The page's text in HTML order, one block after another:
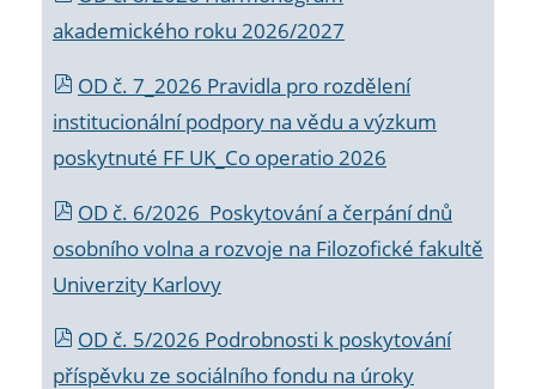
akademického roku 2026/2027
OD č. 7_2026 Pravidla pro rozdělení
institucionální podpory na vědu a výzkum
poskytnuté FF UK_Co operatio 2026
OD č. 6/2026 Poskytování a čerpání dnů
osobního volna a rozvoje na Filozofické fakultě
Univerzity Karlovy
OD č. 5/2026 Podrobnosti k poskytování
příspěvku ze sociálního fondu na úroky